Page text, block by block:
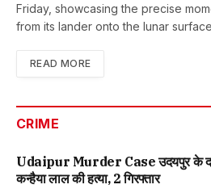
Friday, showcasing the precise
from its lander onto the lunar
READ MORE
CRIME
Udaipur Murder Case उदयपुर के
कन्हैया लाल की हत्या, 2 गिरफ्तार